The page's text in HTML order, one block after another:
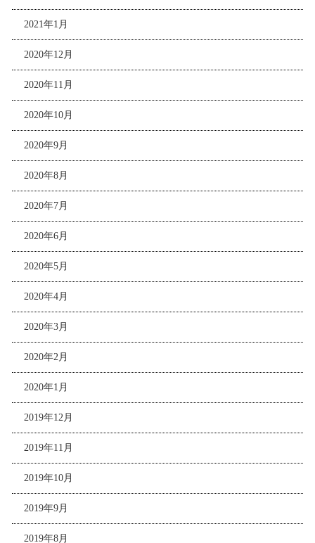
2021年1月
2020年12月
2020年11月
2020年10月
2020年9月
2020年8月
2020年7月
2020年6月
2020年5月
2020年4月
2020年3月
2020年2月
2020年1月
2019年12月
2019年11月
2019年10月
2019年9月
2019年8月